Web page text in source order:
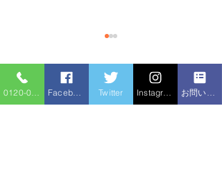
【施工事例ブログ】取手市｜
木の根侵入による排水枡つま
コメント Twitter